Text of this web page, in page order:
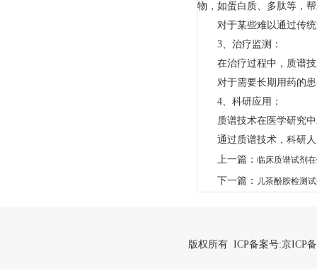
物，如蛋白质、多肽等，
对于某些难以通过传统
3、治疗监测：
在治疗过程中，质谱技
对于需要长期用药的患
4、科研应用：
质谱技术在医学研究中
通过质谱技术，科研人
上一篇： 临床质谱试剂
下一篇： 儿茶酚胺检测
版权所有 ICP备案号:京ICP